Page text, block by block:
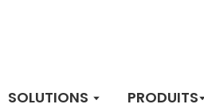
SOLUTIONS PRODUITS